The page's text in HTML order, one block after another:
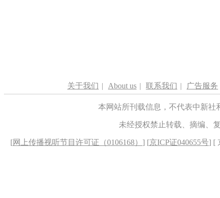
关于我们 | About us | 联系我们 | 广告服务
本网站所刊载信息，不代表中新
未经授权禁止转载、摘编、
[网上传播视听节目许可证（0106168） ] [京ICP证040655号] [